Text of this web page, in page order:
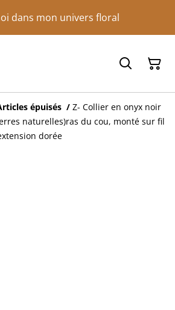
dans mon univers floral
épuisés / Z- Collier en onyx noir
naturelles)ras du cou, monté sur fil
dorée